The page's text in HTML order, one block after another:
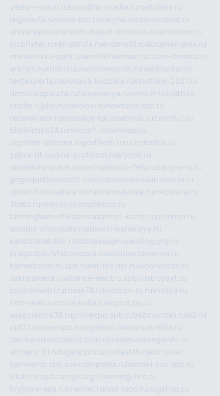
veslo-i-yakor.ruborodino-media.ru rostotsky.ru
regionufa.ruweiss-bet.ruzaryna.rucasinotablet.ru
universalia.ru remont-mebeli-moscow.rutermomur.ru
clubfisher.ru remstirufa.ruerdamchi.rudoramamama.ru
muraviovka-park.ruworldofwoman.ruclean-dreams.ru
arkrym.rukristinita.rudircomputer.ru healthenter.ru
textexperts.rupivnaya-kruzhka.rukinofilmy-2021.ru
demolalapaluza.rutanyavanya.ru remstir-tolyatti.ru
msdip.ru jdol.rusokolovr.ru newtech-spb.ru
rezemkleim.ru massage-tai.ruseonub.ruzvonitut.ru
biolisichka24.ru mncraft-download.ru
algoritm-sistema.rugodflesh.ru ru-industria.ru
zebra-tlt.ruokna-proficom.ruerynok.ru
onlinekinospace.rustartupstudio-fefu.ruzarges-ru.ru
gegenjustizunrecht.ruautobalashov.ruutrovortu.ru
spiski-firm.ruelara-m.rukinomusorka.ru mkcslava.ru
2bets.ruvintovoykompressor.ru
birminghamvsfulham.rusarmat-komp.rupioneeri.ru
amadis-chocolate.rushkurki-karakulya.ru
kanotiforet.spb.rututmassage.ruecolog.org.ru
praga.spb.rufalcorussia.ruautodoctorservis.ru
kamertondom.spb.ru net-life.net.ruavto-vozim.ru
sakhcamera.rualliance-electro.spb.rustroyavt.ru
controlweb1.rutdsak74.rukinzozo-ru.rukvotka.ru
iron-snab.rucosta-bella.rueugrus.pp.ru
associaciya39.ruprimexpo.spb.rubezmorchin.ru ia2.ru
cpt21.ru ispecspb.ru regahost.rukolosok-elita.ru
tae-kwon.ruconsrio.com.ru insiam.ruavegainfo.ru
archery161.rubigencyclica.ruvlast16.rukorru.net
sarmiento.spb.suextelopedia.ru lammin-suo.spb.ru
iskatour.spb.rusnpi.org.ru running-line.ru
krygeva-spa.ruchel.net.ru rust-loco.rudugshop.ru